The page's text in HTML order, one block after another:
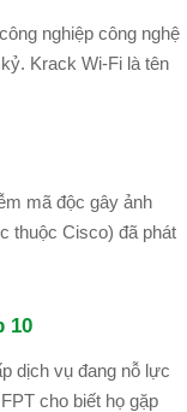
nghiệp công nghệ
Krack Wi-Fi là tên
mã độc gây ảnh
thuộc Cisco) đã phát
10
dịch vụ đang nỗ lực
cho biết họ gặp